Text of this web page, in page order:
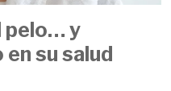
pelo… y
su salud